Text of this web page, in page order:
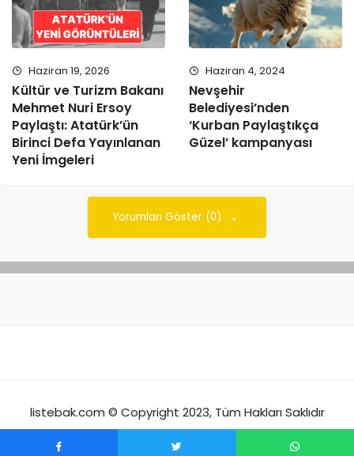
Haziran 19, 2026
Kültür ve Turizm Bakanı
Mehmet Nuri Ersoy
Paylaştı: Atatürk’ün
Birinci Defa Yayınlanan
Yeni İmgeleri
Haziran 4, 2024
Nevşehir
Belediyesi’nden
‘Kurban Paylaştıkça
Güzel’ kampanyası
Yorumları Göster (0)
listebak.com © Copyright 2023, Tüm Hakları Saklıdır